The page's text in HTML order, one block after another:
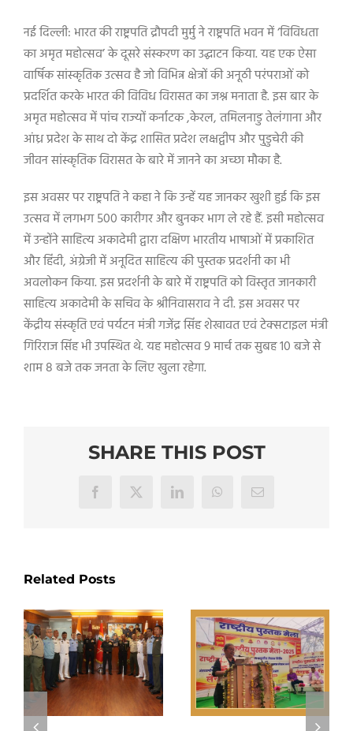
नई दिल्ली: भारत की राष्ट्रपति द्रौपदी मुर्मु ने राष्ट्रपति भवन में ‘विविधता
का अमृत महोत्सव’ के दूसरे संस्करण का उद्घाटन किया. यह एक ऐसा
वार्षिक सांस्कृतिक उत्सव है जो विभिन्न क्षेत्रों की अनूठी परंपराओं को
प्रदर्शित करके भारत की विविध विरासत का जश्न मनाता है. इस बार के
अमृत महोत्सव में पांच राज्यों कर्नाटक ,केरल, तमिलनाडु तेलंगाना और
आंध्र प्रदेश के साथ दो केंद्र शासित प्रदेश लक्षद्वीप और पुडुचेरी की
जीवन सांस्कृतिक विरासत के बारे में जानने का अच्छा मौका है.
इस अवसर पर राष्ट्रपति ने कहा ने कि उन्हें यह जानकर खुशी हुई कि इस
उत्सव में लगभग 500 कारीगर और बुनकर भाग ले रहे हैं. इसी महोत्सव
में उन्होंने साहित्य अकादेमी द्वारा दक्षिण भारतीय भाषाओं में प्रकाशित
और हिंदी, अंग्रेजी में अनूदित साहित्य की पुस्तक प्रदर्शनी का भी
अवलोकन किया. इस प्रदर्शनी के बारे में राष्ट्रपति को विस्तृत जानकारी
साहित्य अकादेमी के सचिव के श्रीनिवासराव ने दी. इस अवसर पर
केंद्रीय संस्कृति एवं पर्यटन मंत्री गजेंद्र सिंह शेखावत एवं टेक्सटाइल मंत्री
गिरिराज सिंह भी उपस्थित थे. यह महोत्सव 9 मार्च तक सुबह 10 बजे से
शाम 8 बजे तक जनता के लिए खुला रहेगा.
SHARE THIS POST
Facebook
X LinkedInWhatsAppEmail
Related Posts